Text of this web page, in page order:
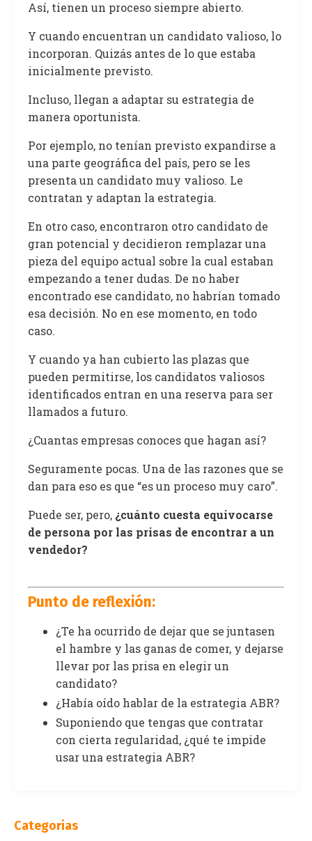
Así, tienen un proceso siempre abierto.
Y cuando encuentran un candidato valioso, lo
incorporan. Quizás antes de lo que estaba
inicialmente previsto.
Incluso, llegan a adaptar su estrategia de
manera oportunista.
Por ejemplo, no tenían previsto expandirse a
una parte geográfica del país, pero se les
presenta un candidato muy valioso. Le
contratan y adaptan la estrategia.
En otro caso, encontraron otro candidato de
gran potencial y decidieron remplazar una
pieza del equipo actual sobre la cual estaban
empezando a tener dudas. De no haber
encontrado ese candidato, no habrían tomado
esa decisión. No en ese momento, en todo
caso.
Y cuando ya han cubierto las plazas que
pueden permitirse, los candidatos valiosos
identificados entran en una reserva para ser
llamados a futuro.
¿Cuantas empresas conoces que hagan así?
Seguramente pocas. Una de las razones que se
dan para eso es que “es un proceso muy caro”.
Puede ser, pero, ¿cuánto cuesta equivocarse
de persona por las prisas de encontrar a un
vendedor?
Punto de reflexión:
¿Te ha ocurrido de dejar que se juntasen
el hambre y las ganas de comer, y dejarse
llevar por las prisa en elegir un
candidato?
¿Había oído hablar de la estrategia ABR?
Suponiendo que tengas que contratar
con cierta regularidad, ¿qué te impide
usar una estrategia ABR?
Categorias